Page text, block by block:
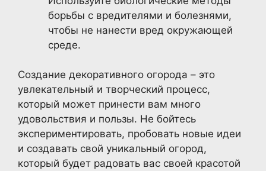
борьбы с вредителями и болезнями,
чтобы не нанести вред окружающей
среде.
Создание декоративного огорода – это
увлекательный и творческий процесс,
который может принести вам много
удовольствия и пользы. Не бойтесь
экспериментировать, пробовать новые идеи
и создавать свой уникальный огород,
который будет радовать вас своей красотой